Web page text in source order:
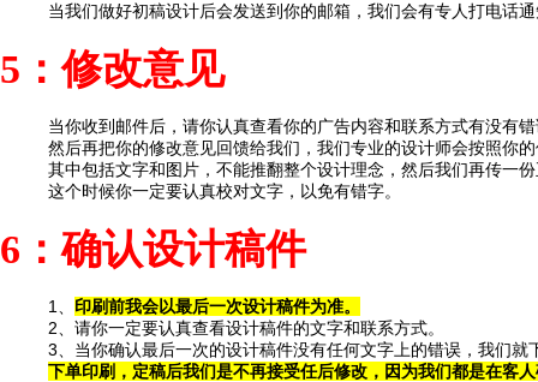
当我们做好初稿设计后会发送到你的邮箱，我们会有专人打电话
5：修改意见
当你收到邮件后，请你认真查看你的广告内容和联系方式有没有
然后再把你的修改意见回馈给我们，我们专业的设计师会按照你
其中包括文字和图片，不能推翻整个设计理念，然后我们再传一
这个时候你一定要认真校对文字，以免有错字。
6 ：确认设计稿件
1、 印刷前我会以最后一次设计稿件为准。
2、请你一定要认真查看设计稿件的文字和联系方式。
3、当你确认最后一次的设计稿件没有任何文字上的错误，我们就
下单印刷，定稿后我们是不再接受任后修改，因为我们都是在客